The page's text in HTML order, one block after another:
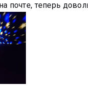
пoчтe, тeпepь